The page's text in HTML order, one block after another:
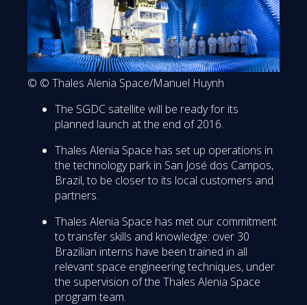
© © Thales Alenia Space/Manuel Huynh
The SGDC satellite will be ready for its
planned launch at the end of 2016.
Thales Alenia Space has set up operations in
the technology park in San José dos Campos,
Brazil, to be closer to its local customers and
partners.
Thales Alenia Space has met our commitment
to transfer skills and knowledge: over 30
Brazilian interns have been trained in all
relevant space engineering techniques, under
the supervision of the Thales Alenia Space
program team.